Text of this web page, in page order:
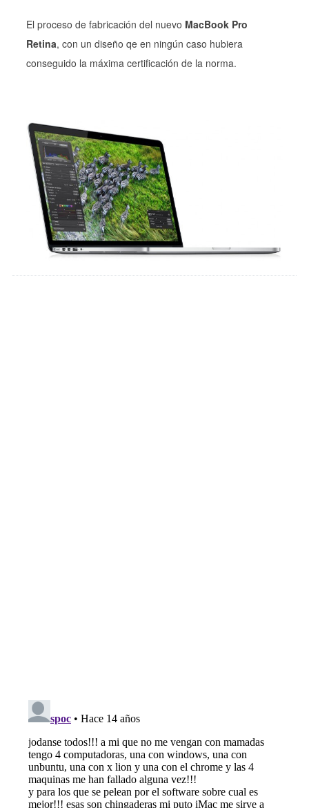
El proceso de fabricación del nuevo MacBook Pro
Retina, con un diseño qe en ningún caso hubiera
conseguido la máxima certificación de la norma.